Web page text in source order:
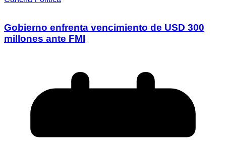
Gobierno enfrenta vencimiento de USD 300
millones ante FMI